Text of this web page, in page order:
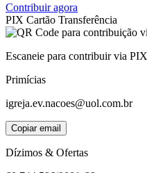
Contribuir agora
PIX Cartão Transferência
Escaneie para contribuir via PIX
Primícias
igreja.ev.nacoes@uol.com.br
Copiar email
Dízimos & Ofertas